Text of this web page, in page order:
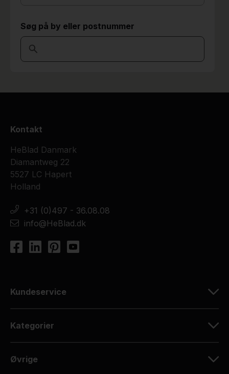
Søg på by eller postnummer
Kontakt
HeBlad Danmark
Diamantweg 22
5527 LC Hapert
Holland
+31 (0)497 - 36.08.08
info@HeBlad.dk
Kundeservice
Kategorier
Øvrige